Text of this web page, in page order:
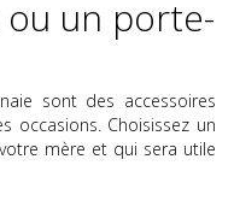
ou un porte-
sont des accessoires
occasions. Choisissez un
mère et qui sera utile